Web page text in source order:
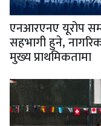
एनआरएनए यूरोप
सहभागी हुने,
मुख्य प्राथमिकतामा